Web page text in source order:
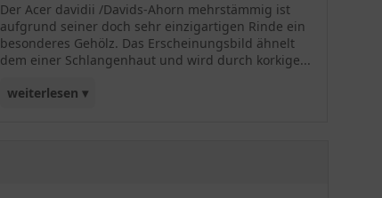
Der Acer davidii /Davids-Ahorn mehrstämmig ist
aufgrund seiner doch sehr einzigartigen Rinde ein
besonderes Gehölz. Das Erscheinungsbild ähnelt
dem einer Schlangenhaut und wird durch korkige...
weiterlesen ▾